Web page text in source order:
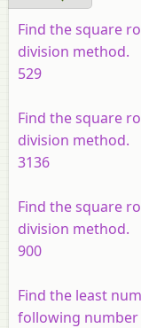
Find the square
division method.
529
Find the square
division method.
3136
Find the square
division method.
900
Find the least
following number